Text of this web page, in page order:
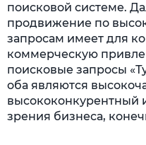
поисковой системе.
продвижение по
запросам имеет для
коммерческую
поисковые запросы
оба являются
высококонкурентный
зрения бизнеса,